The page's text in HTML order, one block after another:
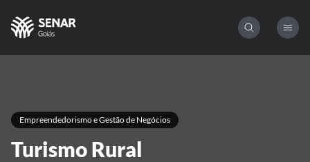
Empreendedorismo e Gestão de Negócios
Turismo Rural